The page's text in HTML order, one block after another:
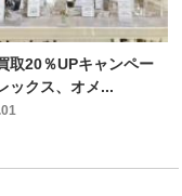
取20％UPキャンペー
ックス、オメ...